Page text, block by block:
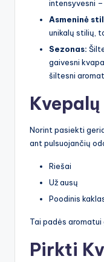
intensyvesni –
Asmeninė
unikalų stilių,
Sezonas:
gaivesni
šiltesni
Norint pasiekti
ant pulsuojančių
Riešai
Už ausų
Poodinis
Tai padės
Pirkti